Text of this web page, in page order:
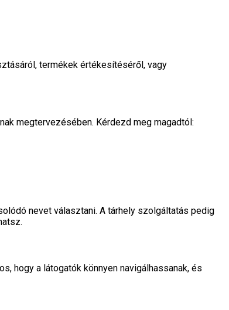
termékek értékesítéséről, vagy
megtervezésében. Kérdezd meg magadtól:
nevet választani. A tárhely szolgáltatás pedig
hogy a látogatók könnyen navigálhassanak, és